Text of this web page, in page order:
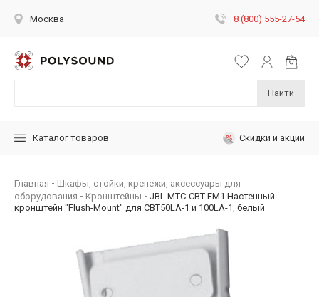
Москва 8 (800) 555-27-54
Найти
Каталог товаров Скидки и акции
Главная
Шкафы, стойки, крепежи, аксессуары для
оборудования
Кронштейны
JBL MTC-CBT-FM1 Настенный
кронштейн "Flush-Mount" для CBT50LA-1 и 100LA-1, белый